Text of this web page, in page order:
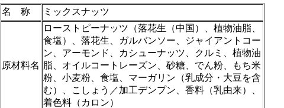
名 称 ミックスナッツ
原材料名
ローストピーナッツ（落花生（中国）、植物油脂、
食塩）、落花生、ガルバンソー、ジャイアントコー
ン、アーモンド、カシューナッツ、クルミ、植物油
脂、オイルコートレーズン、砂糖、でん粉、もち米
粉、小麦粉、食塩、マーガリン（乳成分・大豆を含
む）、こしょう／加工デンプン、香料（乳由来）、
着色料（カロン）